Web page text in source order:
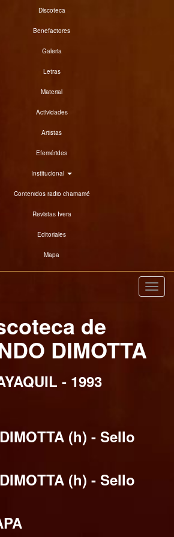
Discoteca
Benefactores
Galeria
Letras
Material
Actividades
Artistas
Efemérides
Institucional
Contenidos radio chamamé
Revistas Ivera
Editoriales
Mapa
de
DIMOTTA
- 1993
(h) - Sello
(h) - Sello